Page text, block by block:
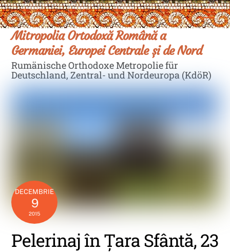
Skip
to
content
Mitropolia Ortodoxă Română a
Germaniei, Europei Centrale și de Nord
Rumänische Orthodoxe Metropolie für
Deutschland, Zentral- und Nordeuropa (KdöR)
DECEMBRIE
9
2015
Pelerinaj în Țara Sfântă, 23